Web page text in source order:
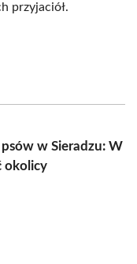
przyjaciół.
w Sieradzu: W
okolicy